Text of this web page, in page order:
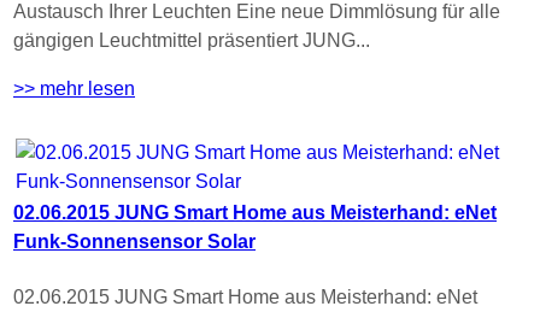
Austausch Ihrer Leuchten Eine neue Dimmlösung für alle
gängigen Leuchtmittel präsentiert JUNG...
>> mehr lesen
02.06.2015 JUNG Smart Home aus Meisterhand: eNet
Funk-Sonnensensor Solar
02.06.2015 JUNG Smart Home aus Meisterhand: eNet